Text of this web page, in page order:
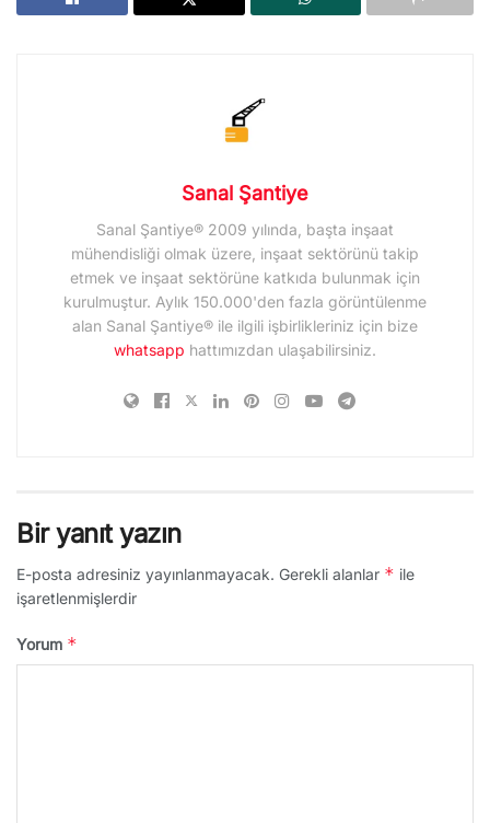
Sanal Şantiye
Sanal Şantiye® 2009 yılında, başta inşaat
mühendisliği olmak üzere, inşaat sektörünü takip
etmek ve inşaat sektörüne katkıda bulunmak için
kurulmuştur. Aylık 150.000'den fazla görüntülenme
alan Sanal Şantiye® ile ilgili işbirlikleriniz için bize
whatsapp hattımızdan ulaşabilirsiniz.
Bir yanıt yazın
E-posta adresiniz yayınlanmayacak. Gerekli alanlar * ile
işaretlenmişlerdir
Yorum *